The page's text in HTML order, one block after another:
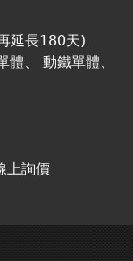
延長180天)
、 動鐵單體、
上詢價